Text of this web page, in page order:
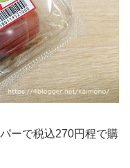
ーで税込270円程で購